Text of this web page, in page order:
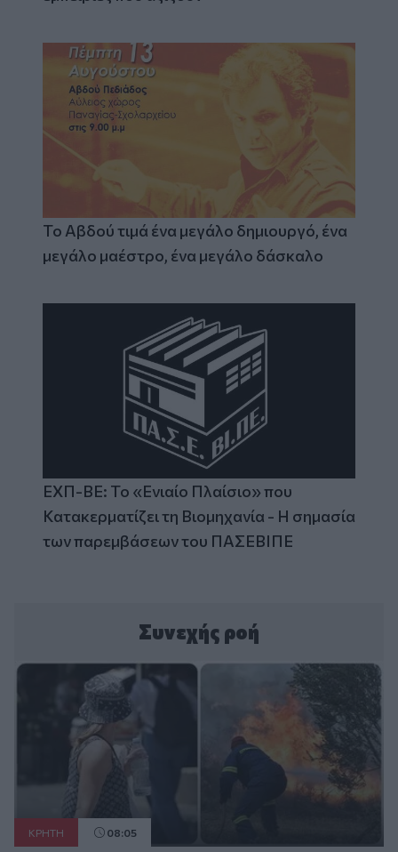
Το Αβδού τιμά ένα μεγάλο δημιουργό, ένα
μεγάλο μαέστρο, ένα μεγάλο δάσκαλο
ΕΧΠ-ΒΕ: Το «Ενιαίο Πλαίσιο» που
Κατακερματίζει τη Βιομηχανία - Η σημασία
των παρεμβάσεων του ΠΑΣΕΒΙΠΕ
Συνεχής ροή
ΚΡΗΤΗ 08:05